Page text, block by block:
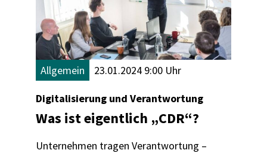
Allgemein 23.01.2024 9:00 Uhr
Digitalisierung und Verantwortung
Was ist eigentlich „CDR“?
Unternehmen tragen Verantwortung –